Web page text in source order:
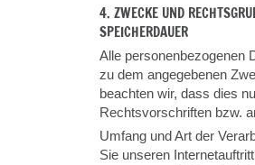
4. ZWECKE UND
SPEICHERDAUER
Alle personenbezogenen
zu dem angegebenen
beachten wir, dass dies
Rechtsvorschriften bzw.
Umfang und Art der
Sie unseren